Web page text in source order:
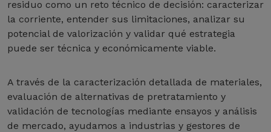
residuo como un reto técnico de decisión: caracterizar
la corriente, entender sus limitaciones, analizar su
potencial de valorización y validar qué estrategia
puede ser técnica y económicamente viable.
A través de la caracterización detallada de materiales,
evaluación de alternativas de pretratamiento y
validación de tecnologías mediante ensayos y análisis
de mercado, ayudamos a industrias y gestores de